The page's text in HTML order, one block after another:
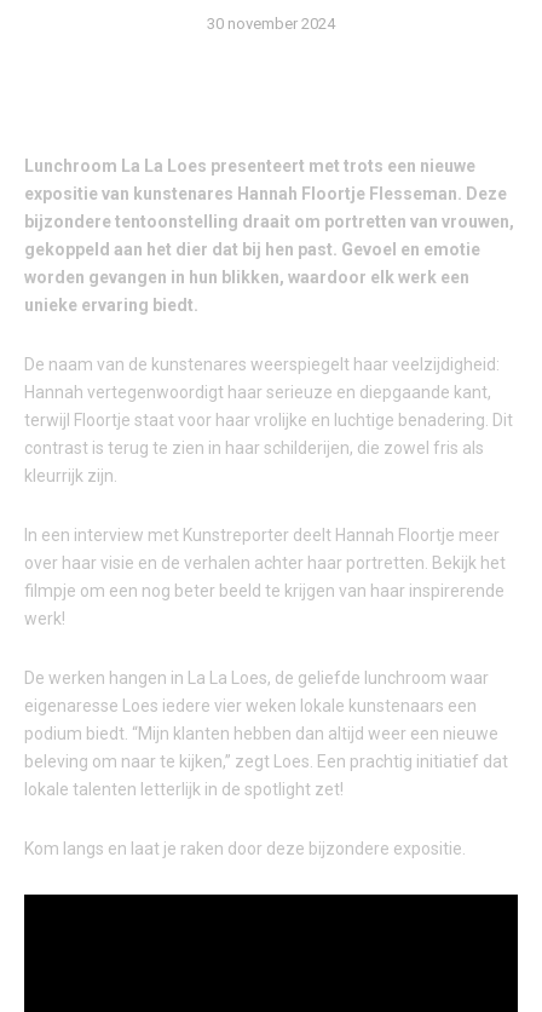
30 november 2024
Lunchroom La La Loes presenteert met trots een nieuwe
expositie van kunstenares Hannah Floortje Flesseman. Deze
bijzondere tentoonstelling draait om portretten van vrouwen,
gekoppeld aan het dier dat bij hen past. Gevoel en emotie
worden gevangen in hun blikken, waardoor elk werk een
unieke ervaring biedt.
De naam van de kunstenares weerspiegelt haar veelzijdigheid:
Hannah vertegenwoordigt haar serieuze en diepgaande kant,
terwijl Floortje staat voor haar vrolijke en luchtige benadering. Dit
contrast is terug te zien in haar schilderijen, die zowel fris als
kleurrijk zijn.
In een interview met Kunstreporter deelt Hannah Floortje meer
over haar visie en de verhalen achter haar portretten. Bekijk het
filmpje om een nog beter beeld te krijgen van haar inspirerende
werk!
De werken hangen in La La Loes, de geliefde lunchroom waar
eigenaresse Loes iedere vier weken lokale kunstenaars een
podium biedt. “Mijn klanten hebben dan altijd weer een nieuwe
beleving om naar te kijken,” zegt Loes. Een prachtig initiatief dat
lokale talenten letterlijk in de spotlight zet!
Kom langs en laat je raken door deze bijzondere expositie.